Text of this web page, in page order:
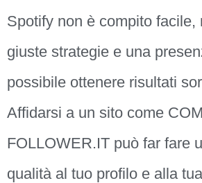
Spotify non è compito facile,
giuste strategie e una
possibile ottenere risultati
Affidarsi a un sito come
FOLLOWER.IT può far fare
qualità al tuo profilo e alla